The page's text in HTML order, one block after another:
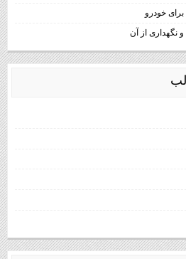
خودرو
نگهداری از آن